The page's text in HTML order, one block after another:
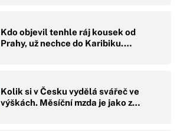
Kdo objevil tenhle ráj kousek od
Prahy, už nechce do Karibiku.…
Kolik si v Česku vydělá svářeč ve
výškách. Měsíční mzda je jako z…